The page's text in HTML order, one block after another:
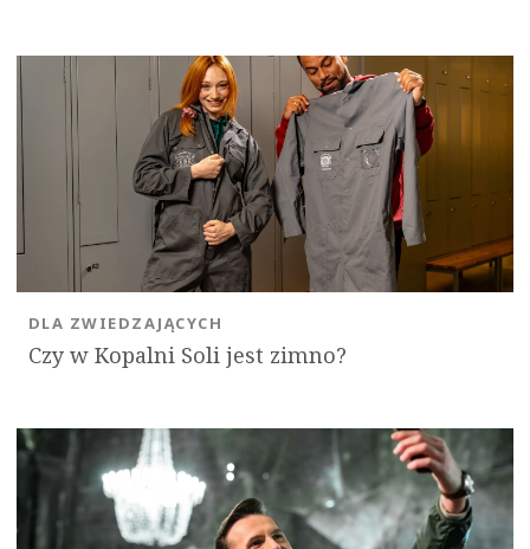
Czy w Kopalni Soli jest zimno?
DLA ZWIEDZAJĄCYCH